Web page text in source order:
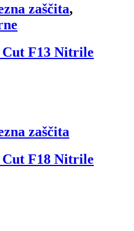
zaščita,
Cut F13 Nitrile
zaščita
Cut F18 Nitrile